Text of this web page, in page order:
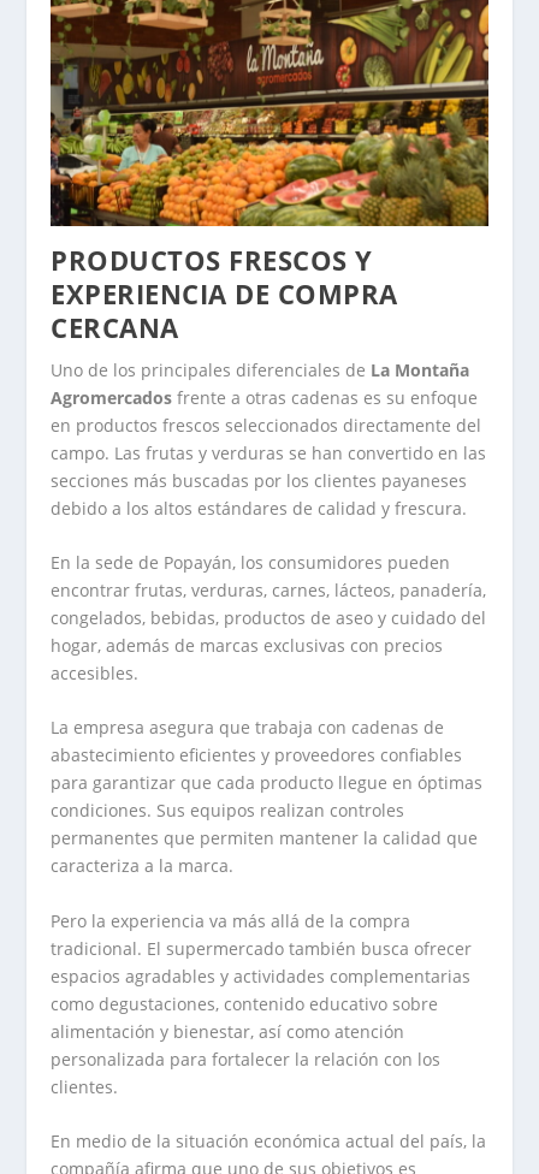
PRODUCTOS FRESCOS Y
EXPERIENCIA DE COMPRA
CERCANA
Uno de los principales diferenciales de La Montaña
Agromercados frente a otras cadenas es su enfoque
en productos frescos seleccionados directamente del
campo. Las frutas y verduras se han convertido en las
secciones más buscadas por los clientes payaneses
debido a los altos estándares de calidad y frescura.
En la sede de Popayán, los consumidores pueden
encontrar frutas, verduras, carnes, lácteos, panadería,
congelados, bebidas, productos de aseo y cuidado del
hogar, además de marcas exclusivas con precios
accesibles.
La empresa asegura que trabaja con cadenas de
abastecimiento eficientes y proveedores confiables
para garantizar que cada producto llegue en óptimas
condiciones. Sus equipos realizan controles
permanentes que permiten mantener la calidad que
caracteriza a la marca.
Pero la experiencia va más allá de la compra
tradicional. El supermercado también busca ofrecer
espacios agradables y actividades complementarias
como degustaciones, contenido educativo sobre
alimentación y bienestar, así como atención
personalizada para fortalecer la relación con los
clientes.
En medio de la situación económica actual del país, la
compañía afirma que uno de sus objetivos es